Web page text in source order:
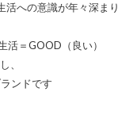
活への意識が年々深まり
＝GOOD（良い）
、
ンドです